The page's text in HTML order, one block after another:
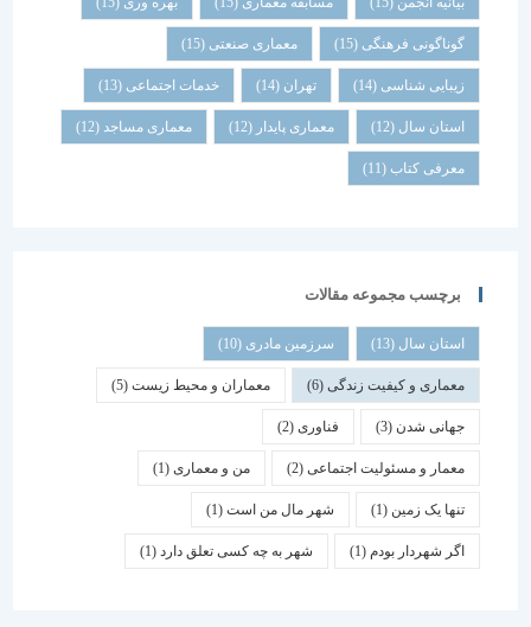
گوناگونی فرهنگی (15) معماری صنعتی(15)
زیبایی شناسی (14) تهران خدمات اجتماعی(13)
استان سال(12) معماری پایدار (12) معماری مساجد(12)
معرفی کتاب(11)
برچسب مجموعه مقالات
استان سال(13) سرزمین مادری(10)
معماری و کیفیت زندگی(6) معماران و محیط زیست(5)
جهانی شدن(3) فناوری (2)
معمار و مسئولیت اجتماعی(2) من و معماری (1)
تنها یک زمین(1) شهر مال من است(1)
اگر شهردار بودم (1) شهر به چه کسی تعلق دارد(1)